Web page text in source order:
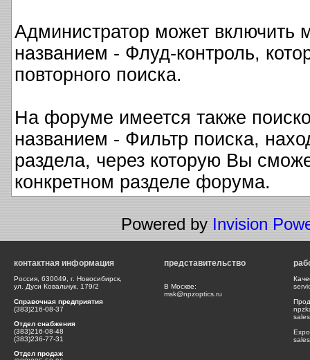
Администратор может включить
названием - Флуд-контроль,
повторного поиска.
На форуме имеется также
названием - Фильтр поиска,
раздела, через которую Вы
конкретном разделе форума.
Powered by Invision
контактная информация
Россия, 630049, г. Новосибирск,
ул. Дуси Ковальчук, 179/2
Справочная предприятия
(383)216-08-37
Отдел снабжения
(383)216-08-48
(383)236-77-31
Отдел продаж
представительство
В Москве:
msk@npzoptics.ru